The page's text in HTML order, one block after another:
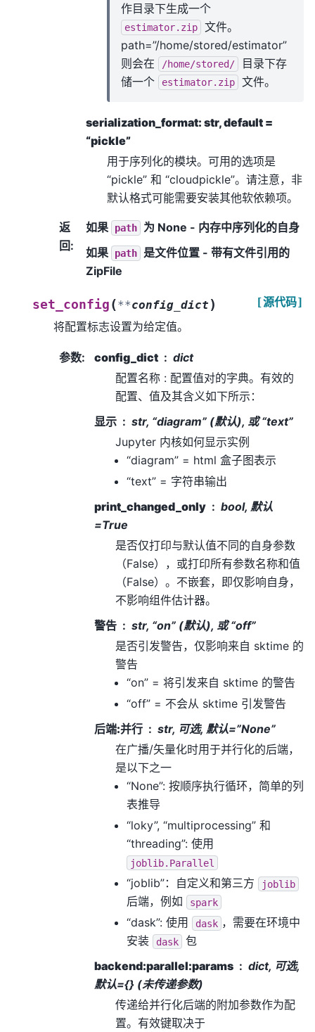
作目录下生成一个
estimator.zip
文件。
path=”/home/stored/estimator”
则会在
/home/stored/
目录下存
储一个
estimator.zip 文件。
serialization_format: str, default =
“pickle”
用于序列化的模块。可用的选项是
“pickle” 和 “cloudpickle”。请注意，非
默认格式可能需要安装其他软依赖项。
返
回:
如果 path
为 None - 内存中序列化的自身
如果
path
是文件位置 - 带有文件引用的
ZipFile
set_config (**config_dict ) [源代码]
将配置标志设置为给定值。
参数: config_dict
dict
配置名称 : 配置值对的字典。有效的
配置、值及其含义如下所示：
显示
str, “diagram” (默认), 或 “text”
Jupyter 内核如何显示实例
“diagram” = html 盒子图表示
“text” = 字符串输出
print_changed_only
bool, 默认
=True
是否仅打印与默认值不同的自身参数
（False），或打印所有参数名称和值
（False）。不嵌套，即仅影响自身，
不影响组件估计器。
警告
str, “on” (默认), 或 “off”
是否引发警告，仅影响来自 sktime 的
警告
“on” = 将引发来自 sktime 的警告
“off” = 不会从 sktime 引发警告
后端:并行
str, 可选, 默认=”None”
在广播/矢量化时用于并行化的后端，
是以下之一
“None”: 按顺序执行循环，简单的列
表推导
“loky”, “multiprocessing” 和
“threading”: 使用
joblib.Parallel
“joblib”：自定义和第三方 joblib
后端，例如 spark
“dask”: 使用 dask ，需要在环境中
安装
dask
包
backend:parallel:params
dict, 可选,
默认={} (未传递参数)
传递给并行化后端的附加参数作为配
置。有效键取决于